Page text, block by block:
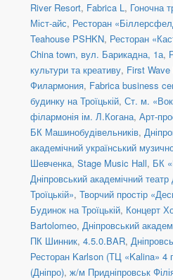
River Resort, Fabrica L, Гоночна
Міст-айс, Ресторан
Teahouse PSHKN, Ресторан
China town, вул. Барикадна, 1а,
культури та креативу, First
Филармония, Fabrica business
будинку на Троїцькій, Ст. м.
філармонія ім. Л.Когана, Арт-
БК Машинобудівельників,
академічний український
Шевченка, Stage Music Hall, БК
Дніпровський академічний театр
Троїцькій», Творчий простір
Будинок на Троїцькій, Концерт
Bartolomeo, Дніпровський
ПК Шинник, 4.5.0.BAR,
Ресторан Karlson (ТЦ «Kalina» 4
(Дніпро), ж/м Придніпровськ